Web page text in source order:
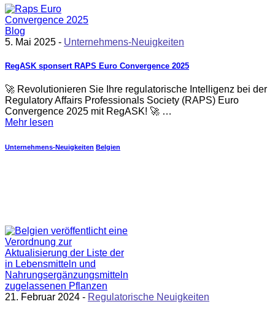
5. Mai 2025 - Unternehmens-Neuigkeiten
RegASK sponsert RAPS Euro Convergence 2025
🚀 Revolutionieren Sie Ihre regulatorische Intelligenz bei der
Regulatory Affairs Professionals Society (RAPS) Euro
Convergence 2025 mit RegASK! 🚀 …
Mehr lesen
Unternehmens-Neuigkeiten Belgien
21. Februar 2024 - Regulatorische Neuigkeiten